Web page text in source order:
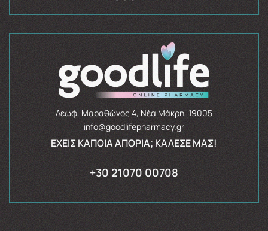
Λεωφ. Μαραθώνος 4, Νέα Μάκρη, 19005
info@goodlifepharmacy.gr
ΈΧΕΙΣ ΚΆΠΟΙΑ ΑΠΟΡΊΑ; ΚΆΛΕΣΈ ΜΑΣ!
+30 21070 00708